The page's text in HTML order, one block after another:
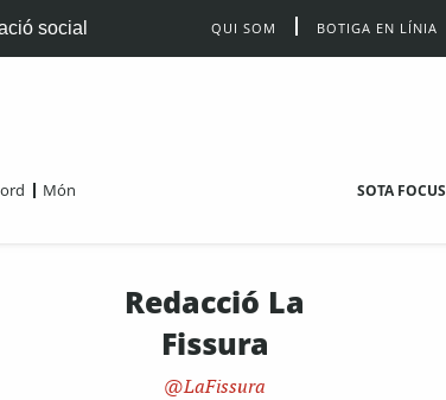
social QUI SOM BOTIGA EN LÍNIA
Món SOTA FOCUS
Redacció La
Fissura
LaFissura